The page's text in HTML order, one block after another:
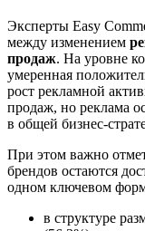
Эксперты Easy
между изменением
продаж. На уровне
умеренная
рост рекламной
продаж, но реклама
в общей бизнес-
При этом важно
брендов остаются
одном ключевом
в структуре